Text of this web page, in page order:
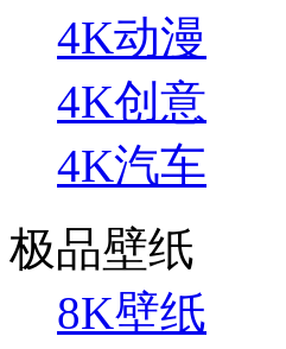
4K动漫
4K创意
4K汽车
极品壁纸
8K壁纸